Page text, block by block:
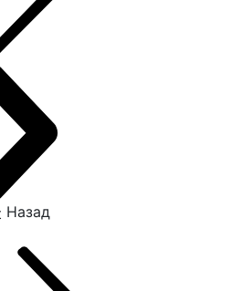
Назад